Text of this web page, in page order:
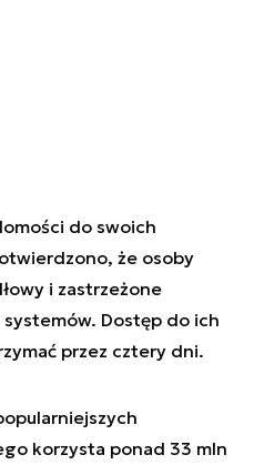
do swoich
że osoby
i zastrzeżone
Dostęp do ich
przez cztery dni.
korzysta ponad 33 mln